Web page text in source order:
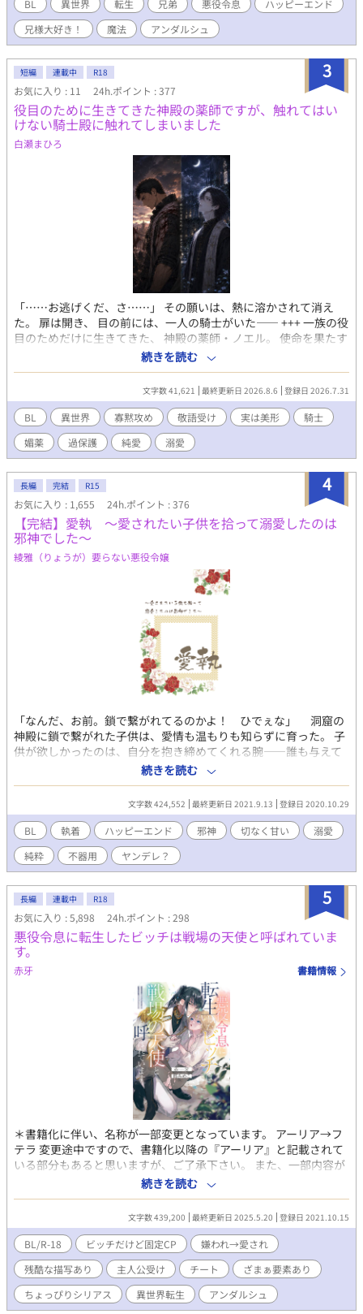
画でも、兄様が大好きだったんだから！ あれ、でも待って、え？
ちょっと？？？ 義兄大好き弟と義弟大好き兄が、運命に立ち向か
う。 R指定要素は後半です。＊つけるようにします。 2023.1 書
籍化♪ 2025.8に５巻が発売。 2023.3に本編は完結しましたが、
番外編を続けていく予定です💕 続編『悪役令息にならなかったの
で、僕は兄様と幸せになりました！』も本編は完結しましたが、
色々なカップリングの話を書いています。
BL 異世界 転生 兄弟 悪役令息
ハッピーエンド
兄様大好き！
魔法 アンダルシュ
3
短編 連載中 R18
お気に入り : 11 24h.ポイント : 377
役目のために生きてきた神殿の薬師ですが、触れてはい
けない騎士殿に触れてしまいました
白瀬まひろ
「……お逃げくだ、さ……」 その願いは、熱に溶かされて消え
た。 扉は開き、 目の前には、一人の騎士がいた―― +++ 一族の役
目のためだけに生きてきた、 神殿の薬師・ノエル。 使命を果たす
こと、人を救うことだけを願い、 自分自身の幸せを望んだことは
一度もなかった。 ある時、不器用だが誰よりも真っ直ぐな騎士・
ダンテと出会い、 穏やかな日々を積み重ねていく。 だが、一つの
薬の事故が、 二人の関係を大きく動かしていく―― 触れた理由
は、薬だった。 けれど、手を伸ばした理由は ――薬では、なかっ
た。 これは、使命を終わらせるために生きてきた薬師が、一人の
騎士と出会い、誰かと共に生きる温もりに初めて触れる物語。
【『無価値とされた未発現Ωの僕が、たった一人の騎士団長αをす
べて狂わせていく』スピンオフ】 ⸻ ※22〜23時更新予定 ※
本編未読でもお楽しみいただけます。 ※表紙に生成AIを利用して
います
続きを読む
文字数 41,621 最終更新日 2026.8.6 登録日 2026.7.31
BL 異世界 寡黙攻め 敬語受け 実は美形
騎士
媚薬
過保護 純愛 溺愛
4
長編 完結 R15
お気に入り : 1,655 24h.ポイント : 376
【完結】愛執 ～愛されたい子供を拾って溺愛したのは
邪神でした～
綾雅（りょうが）要らない悪役令嬢
「なんだ、お前。鎖で繋がれてるのかよ！ ひでぇな」 洞窟の
神殿に鎖で繋がれた子供は、愛情も温もりも知らずに育った。 子
供が欲しかったのは、自分を抱き締めてくれる腕――誰も与えて
くれない温もりをくれたのは、人間ではなくて邪神。人間に害を
なすとされた破壊神は、純粋な子供に絆され、子供に名をつけて
溺愛し始める。 人のフリを長く続けたが愛情を理解できなかっ
た破壊神と、初めての愛情を貪欲に欲しがる物知らぬ子供。愛を
知らぬ者同士が徐々に惹かれ合う、ひたすら甘くて切ない恋物
語。 「僕ね、セティのこと大好きだよ」 【注意事項】ＢＬ、Ｒ
１５、性的描写あり（※印） 【重複投稿】アルファポリス、カク
ヨム、小説家になろう、エブリスタ 【完結】2021/9/13
※2020/11/01 エブリスタ BLカテゴリー6位
※2021/09/09 エブリスタ、BLカテゴリー2位
続きを読む
文字数 424,552 最終更新日 2021.9.13 登録日 2020.10.29
BL 執着 ハッピーエンド 邪神 切なく甘い
溺愛
純粋
不器用 ヤンデレ？
5
長編 連載中 R18
お気に入り : 5,898 24h.ポイント : 298
悪役令息に転生したビッチは戦場の天使と呼ばれていま
す。
赤牙 書籍情報
＊書籍化に伴い、名称が一部変更となっています。 アーリア→フ
テラ 変更途中ですので、書籍化以降の『アーリア』と記載されて
いる部分もあると思いますが、ご了承下さい。 また、一部内容が
変更途中のものもあります。 なるべく早く変更していきたいと思
いますので、内容の違和感などあると思いますがご了承くださ
い。 あらすじ 「アンジェロ・ベルシュタイン！ お前を断罪す
る！」 断罪イベントのお決まり台詞で始まった第二の人生。 死ぬ
間際に、次の人生では可愛いくて可憐な男の子に生まれ変わって
好みの男達との楽しい楽しいセックスライフを送りたいなぁ〜。
なんて願った俺への罰ですか神様！！泣 前世の記憶が戻った悪名
高い公爵家の次男坊、アンジェロ・ベルシュタイン。 皇太子の恋
人を傷つけた罪と国教であるフテラ教を侮辱した罪で、魔獣が蔓
続きを読む
文字数 439,200 最終更新日 2025.5.20 登録日 2021.10.15
BL/R-18 ビッチだけど固定CP
嫌われ→愛され
残酷な描写あり
主人公受け チート
ざまぁ要素あり
ちょっぴりシリアス
異世界転生 アンダルシュ